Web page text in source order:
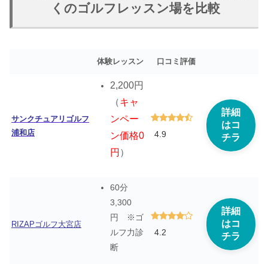
くのゴルフレッスン場を比較
体験レッスン 口コミ評価
サンクチュアリゴルフ
浦和店
2,200円
（キャ
ンペー
ン価格0
円 ）
4.9
詳細
はコ
チラ
RIZAPゴルフ大宮店
60分
3,300
円 ※ゴ
ルフ力診
断
4.2
詳細
はコ
チラ